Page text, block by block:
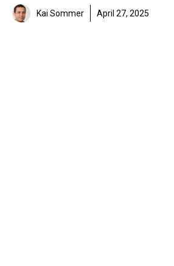
Kai Sommer April 27, 2025